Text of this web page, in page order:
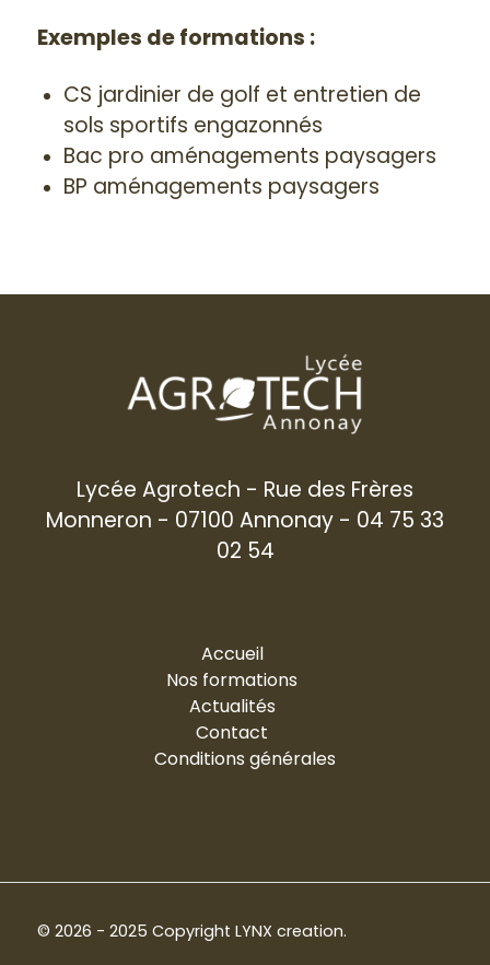
Exemples de formations :
CS jardinier de golf et entretien de
sols sportifs engazonnés
Bac pro aménagements paysagers
BP aménagements paysagers
Lycée Agrotech - Rue des Frères
Monneron - 07100 Annonay - 04 75 33
02 54
Accueil
Nos formations
Actualités
Contact
Conditions générales
© 2026 - 2025 Copyright LYNX creation.